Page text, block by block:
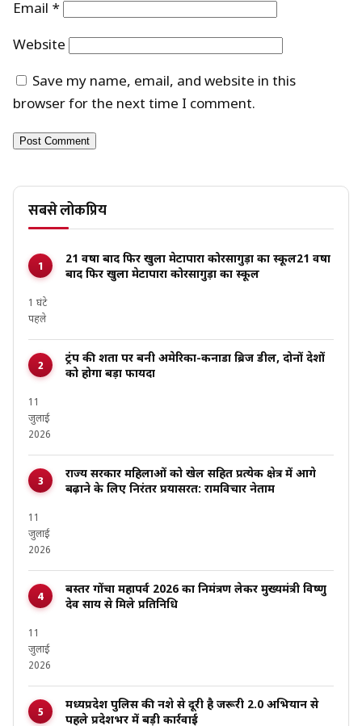
Email *
Website
Save my name, email, and website in this
browser for the next time I comment.
सबसे लोकप्रिय
21 वर्षों बाद फिर खुला मेटापारा कोरसागुड़ा का स्कूल21 वर्षों
बाद फिर खुला मेटापारा कोरसागुड़ा का स्कूल
1 घंटे
पहले
ट्रंप की शर्तों पर बनी अमेरिका-कनाडा ब्रिज डील, दोनों देशों
को होगा बड़ा फायदा
11
जुलाई
2026
राज्य सरकार महिलाओं को खेल सहित प्रत्येक क्षेत्र में आगे
बढ़ाने के लिए निरंतर प्रयासरत: रामविचार नेताम
11
जुलाई
2026
बस्तर गोंचा महापर्व 2026 का निमंत्रण लेकर मुख्यमंत्री विष्णु
देव साय से मिले प्रतिनिधि
11
जुलाई
2026
मध्यप्रदेश पुलिस की नशे से दूरी है जरूरी 2.0 अभियान से
पहले प्रदेशभर में बड़ी कार्रवाई